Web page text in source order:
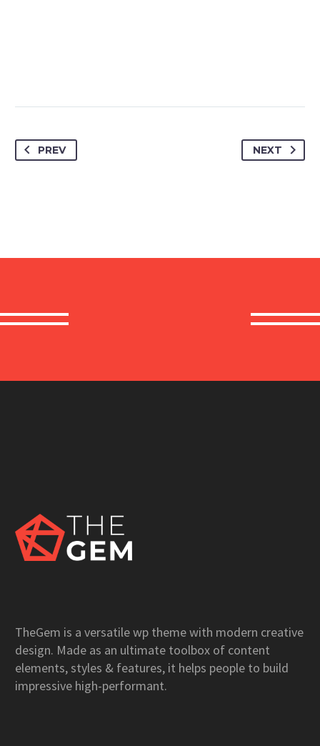
PREV NEXT
TheGem is a versatile wp theme with modern creative
design. Made as an ultimate toolbox of content
elements, styles & features, it helps people to build
impressive high-performant.